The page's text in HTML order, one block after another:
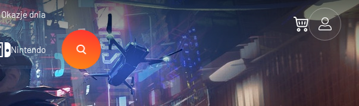
Okazje dnia
Nintendo